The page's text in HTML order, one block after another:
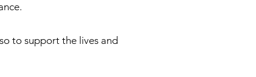
to support the lives and